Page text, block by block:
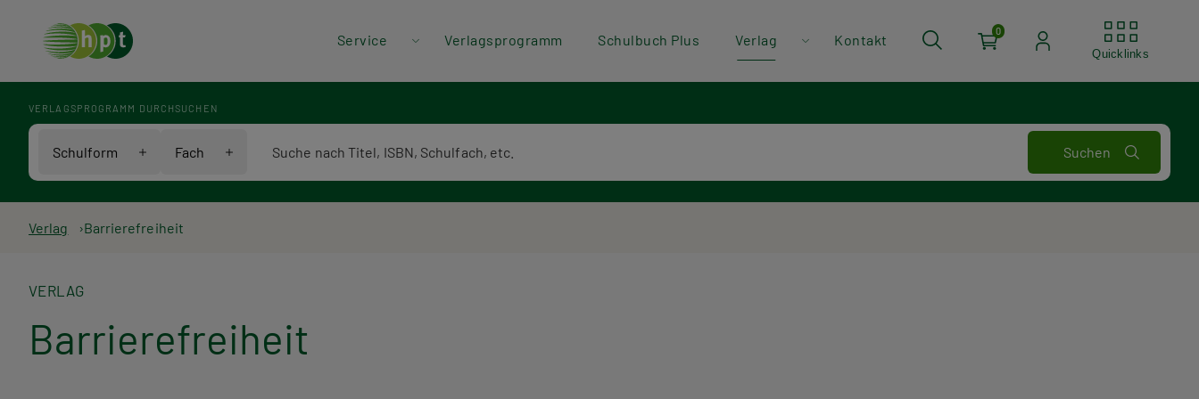
Header
Menü
Service Verlagsprogramm Schulbuch Plus Verlag Kontakt
0
Quicklinks
VERLAGSPROGRAMM DURCHSUCHEN
Schulform Fach
Pfadnavigation
Verlag Barrierefreiheit
VERLAG
Barrierefreiheit